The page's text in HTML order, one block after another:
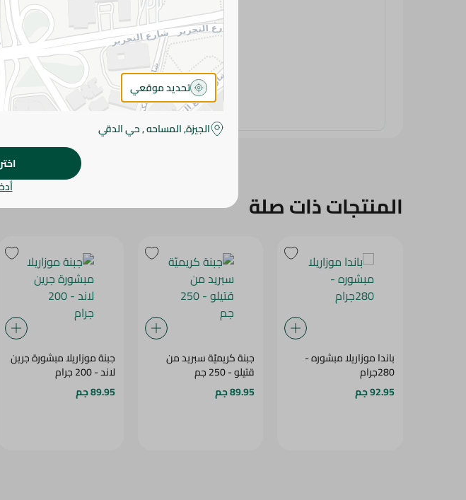
المواصفات
SKU
المنتجات ذات صلة
باندا موزاريلا مبشوره -
280جرام
92.95 جم
جبنة كريميّة سبريد من
قتيلو - 250 جم
89.95 جم
جبنة موزاريلا مبشورة جرين
لاند - 200 جرام
89.95 جم
تحديد موقعي
الجيزة, المساحه , حي الدقي